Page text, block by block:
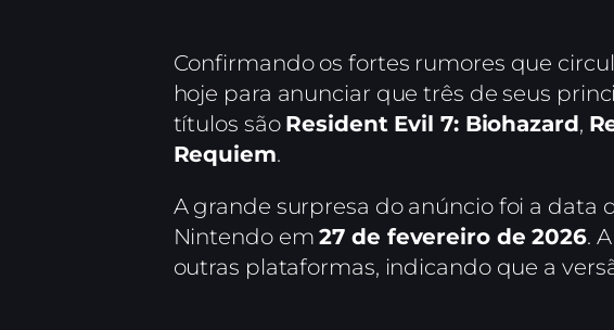
Confirmando os fortes rumores que
hoje para anunciar que três de seus
títulos são Resident Evil 7: Biohazard,
Requiem.
A grande surpresa do anúncio foi a data
Nintendo em27 de fevereiro de 2026.
outras plataformas, indicando que a